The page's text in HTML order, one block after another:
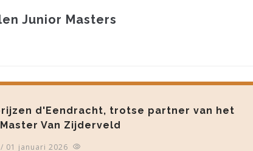
Junior Masters
d'Eendracht, trotse partner van het
Van Zijderveld
/ 01 januari 2026